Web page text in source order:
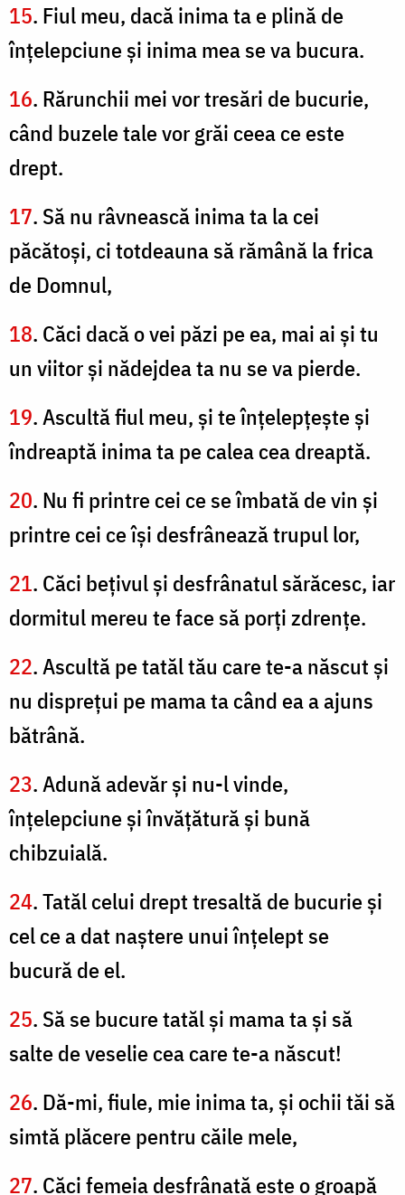
15. Fiul meu, dacă inima ta e plină de
înţelepciune şi inima mea se va bucura.
16. Rărunchii mei vor tresări de bucurie,
când buzele tale vor grăi ceea ce este
drept.
17. Să nu râvnească inima ta la cei
păcătoşi, ci totdeauna să rămână la frica
de Domnul,
18. Căci dacă o vei păzi pe ea, mai ai şi tu
un viitor şi nădejdea ta nu se va pierde.
19. Ascultă fiul meu, şi te înţelepţeşte şi
îndreaptă inima ta pe calea cea dreaptă.
20. Nu fi printre cei ce se îmbată de vin şi
printre cei ce îşi desfrânează trupul lor,
21. Căci beţivul şi desfrânatul sărăcesc, iar
dormitul mereu te face să porţi zdrenţe.
22. Ascultă pe tatăl tău care te-a născut şi
nu dispreţui pe mama ta când ea a ajuns
bătrână.
23. Adună adevăr şi nu-l vinde,
înţelepciune şi învăţătură şi bună
chibzuială.
24. Tatăl celui drept tresaltă de bucurie şi
cel ce a dat naştere unui înţelept se
bucură de el.
25. Să se bucure tatăl şi mama ta şi să
salte de veselie cea care te-a născut!
26. Dă-mi, fiule, mie inima ta, şi ochii tăi să
simtă plăcere pentru căile mele,
27. Căci femeia desfrânată este o groapă